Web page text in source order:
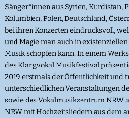
Sänger*innen aus Syrien, Kurdistan,
Kolumbien, Polen, Deutschland,
bei ihren Konzerten eindrucksvoll,
und Magie man auch in
Musik schöpfen kann. In einem
des Klangvokal Musikfestival
2019 erstmals der Öffentlichkeit und
unterschiedlichen Veranstaltungen
sowie des Vokalmusikzentrum NRW
NRW mit Hochzeitsliedern aus dem